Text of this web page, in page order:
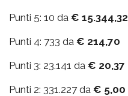
Punti 5: 10 da € 15.344,32
Punti 4: 733 da € 214,70
Punti 3: 23.141 da € 20,37
Punti 2: 331.227 da € 5,00